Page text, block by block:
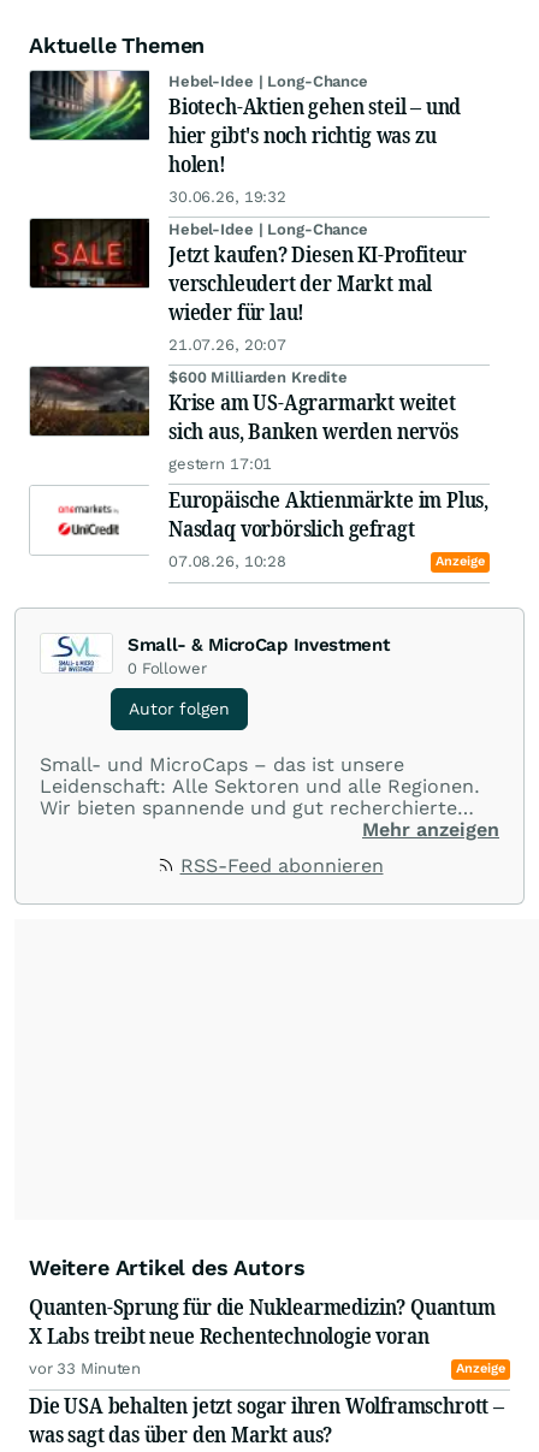
Aktuelle Themen
Hebel-Idee | Long-Chance
Biotech-Aktien gehen steil – und
hier gibt's noch richtig was zu
holen!
30.06.26, 19:32
Hebel-Idee | Long-Chance
Jetzt kaufen? Diesen KI-Profiteur
verschleudert der Markt mal
wieder für lau!
21.07.26, 20:07
$600 Milliarden Kredite
Krise am US-Agrarmarkt weitet
sich aus, Banken werden nervös
gestern 17:01
Europäische Aktienmärkte im Plus,
Nasdaq vorbörslich gefragt
07.08.26, 10:28 Anzeige
Small- & MicroCap Investment
0 Follower
Autor folgen
Small- und MicroCaps – das ist unsere
Leidenschaft: Alle Sektoren und alle Regionen.
Wir bieten spannende und gut recherchierte
Einblicke in branchen- und marktbezogene
umfangreiche Erfahrungen in der Branche und
Mehr anzeigen
RSS-Feed abonnieren
Weitere Artikel des Autors
Quanten-Sprung für die Nuklearmedizin? Quantum
X Labs treibt neue Rechentechnologie voran
vor 33 Minuten Anzeige
Die USA behalten jetzt sogar ihren Wolframschrott –
was sagt das über den Markt aus?